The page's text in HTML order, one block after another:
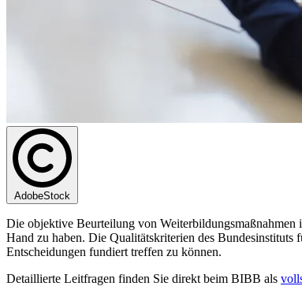
AdobeStock
Die objektive Beurteilung von Weiterbildungsmaßnahmen
Hand zu haben. Die Qualitätskriterien des
Entscheidungen fundiert treffen zu können.
Detaillierte Leitfragen finden Sie direkt beim BIBB als